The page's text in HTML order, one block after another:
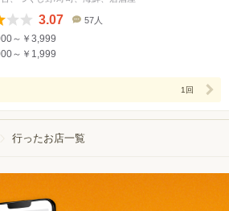
3.07
数
57人
～￥3,999
～￥1,999
1回
行ったお店一覧